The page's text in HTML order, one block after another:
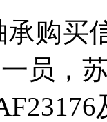
购买
员，